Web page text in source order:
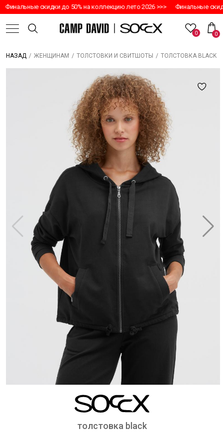
Финальные скидки до 50% на коллекцию лето 2026 >>> Финальные
0 0
НАЗАД / ЖЕНЩИНАМ / ТОЛСТОВКИ И СВИТШОТЫ / ТОЛСТОВКА BLACK
толстовка black